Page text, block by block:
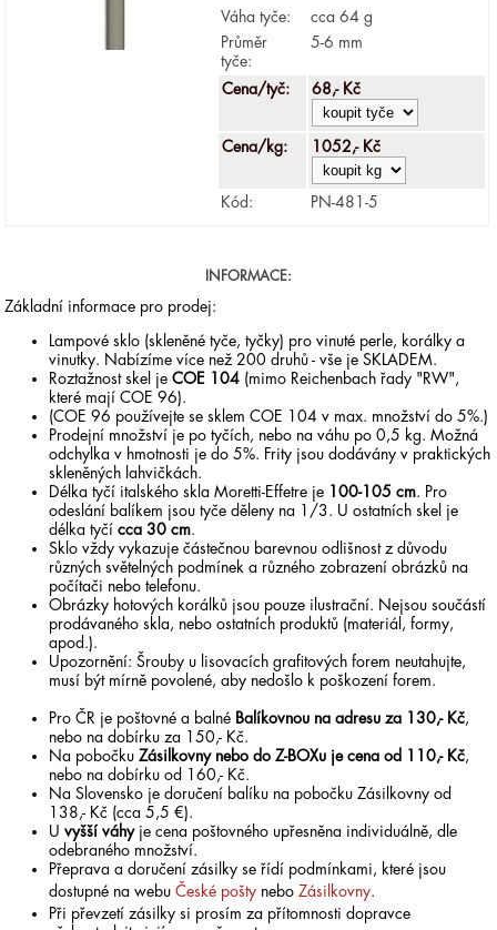
Váha tyče:
cca 64 g
Průměr
tyče:
5-6 mm
Cena/tyč: 68,- Kč
Cena/kg: 1052,- Kč
Kód: PN-481-5
INFORMACE:
Základní informace pro prodej:
Lampové sklo (skleněné tyče, tyčky) pro vinuté perle, korálky a
vinutky. Nabízíme více než 200 druhů - vše je SKLADEM.
Roztažnost skel jeCOE 104 (mimo Reichenbach řady "RW",
které mají COE 96).
(COE 96 používejte se sklem COE 104 v max. množství do 5%.)
Prodejní množství je po tyčích, nebo na váhu po 0,5 kg. Možná
odchylka v hmotnosti je do 5%. Frity jsou dodávány v praktických
skleněných lahvičkách.
Délka tyčí italského skla Moretti-Effetre je 100-105 cm. Pro
odeslání balíkem jsou tyče děleny na 1/3. U ostatních skel je
délka tyčícca 30 cm.
Sklo vždy vykazuje částečnou barevnou odlišnost z důvodu
různých světelných podmínek a různého zobrazení obrázků na
počítači nebo telefonu.
Obrázky hotových korálků jsou pouze ilustrační. Nejsou součástí
prodávaného skla, nebo ostatních produktů (materiál, formy,
apod.).
Upozornění: Šrouby u lisovacích grafitových forem neutahujte,
musí být mírně povolené, aby nedošlo k poškození forem.
Pro ČR je poštovné a balné Balíkovnou na adresu za 130,- Kč,
nebo na dobírku za 150,- Kč.
Na pobočkuZásilkovny nebo do Z-BOXu je cena od 110,- Kč,
nebo na dobírku od 160,- Kč.
Na Slovensko je doručení balíku na pobočku Zásilkovny od
138,- Kč (cca 5,5 €).
Uvyšší váhyje cena poštovného upřesněna individuálně, dle
odebraného množství.
Přeprava a doručení zásilky se řídí podmínkami, které jsou
dostupné na webuČeské pošty nebo Zásilkovny.
Při převzetí zásilky si prosím za přítomnosti dopravce